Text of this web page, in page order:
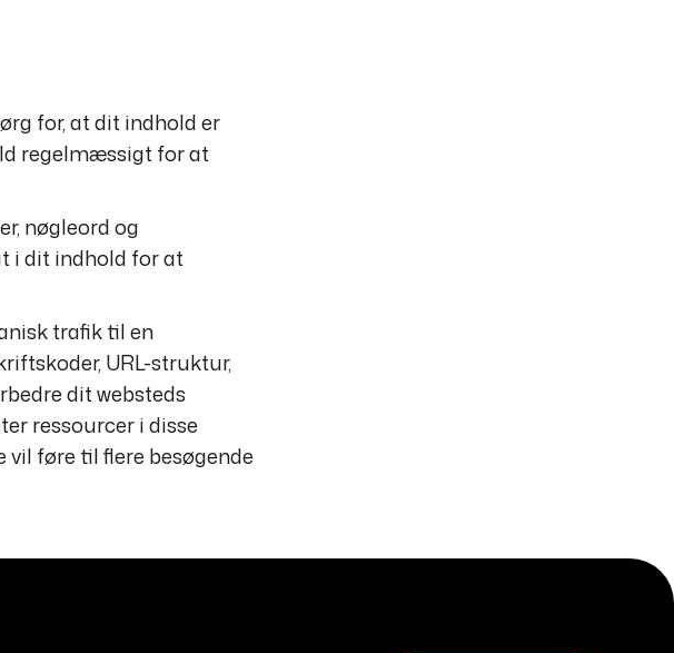
for, at dit indhold er
regelmæssigt for at
nøgleord og
i dit indhold for at
trafik til en
URL-struktur,
dit websteds
ressourcer i disse
vil føre til flere besøgende